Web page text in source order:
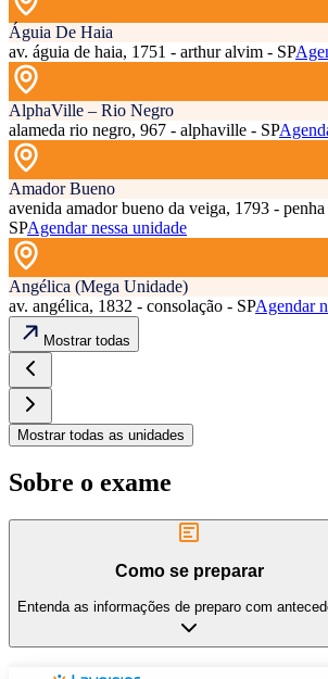
Águia De Haia
av. águia de haia, 1751 - arthur alvim - SP
AlphaVille – Rio Negro
alameda rio negro, 967 - alphaville - SP
Amador Bueno
avenida amador bueno da veiga, 1793 -
SPAgendar nessa unidade
Angélica (Mega Unidade)
av. angélica, 1832 - consolação - SPAgendar
Mostrar todas
Mostrar todas as unidades
Sobre o exame
Como se preparar
Entenda as informações de preparo com